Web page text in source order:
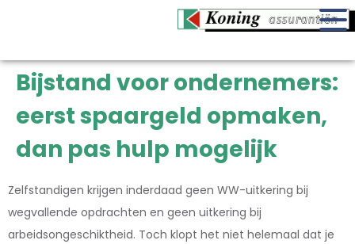
Bijstand voor ondernemers:
eerst spaargeld opmaken,
dan pas hulp mogelijk
Zelfstandigen krijgen inderdaad geen WW-uitkering bij
wegvallende opdrachten en geen uitkering bij
arbeidsongeschiktheid. Toch klopt het niet helemaal dat je